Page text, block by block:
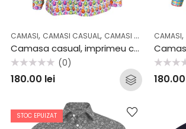
,CASUAL,COLECTII,OFFICE
CAMASI, CAMASI CASUAL, CAMASI COCKTAIL & PARTY
Camasa casual, imprimeu chitara 36106
la
(0)
180.00 lei
CAMASI,
la
180.00
STOC EPUIZAT